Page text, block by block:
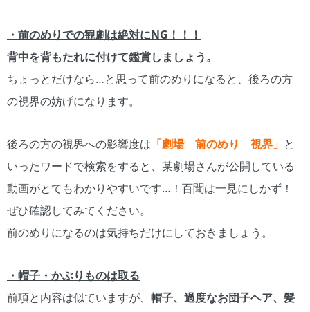
・前のめりでの観劇は絶対にNG！！！
背中を背もたれに付けて鑑賞しましょう。
ちょっとだけなら…と思って前のめりになると、後ろの方
の視界の妨げになります。
後ろの方の視界への影響度は 「劇場 前のめり 視界」 と
いったワードで検索をすると、某劇場さんが公開している
動画がとてもわかりやすいです…！百聞は一見にしかず！
ぜひ確認してみてください。
前のめりになるのは気持ちだけにしておきましょう。
・帽子・かぶりものは取る
前項と内容は似ていますが、 帽子、過度なお団子ヘア、髪